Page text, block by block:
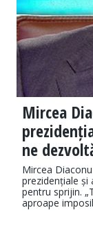
Mircea
ne
Mircea
prezidențiale și
pentru sprijin.
aproape